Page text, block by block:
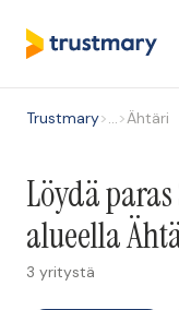
Trustmary>…>Ähtäri
Löydä
alueella
3 yritystä